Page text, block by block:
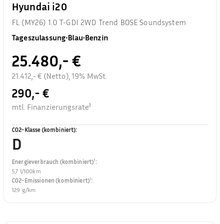
Hyundai i20
FL (MY26) 1.0 T-GDI 2WD Trend BOSE Soundsystem
Tageszulassung•Blau•Benzin
25.480,- €
21.412,- € (Netto), 19% MwSt.
290,- €
mtl. Finanzierungsrate²
CO2-Klasse (kombiniert):
D
Energieverbrauch (kombiniert)¹:
5,7 l/100km
CO2-Emissionen (kombiniert)¹:
129 g/km